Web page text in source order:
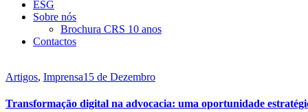
ESG
Sobre nós
Brochura CRS 10 anos
Contactos
Artigos, Imprensa15 de Dezembro
Transformação digital na advocacia: uma oportunidade